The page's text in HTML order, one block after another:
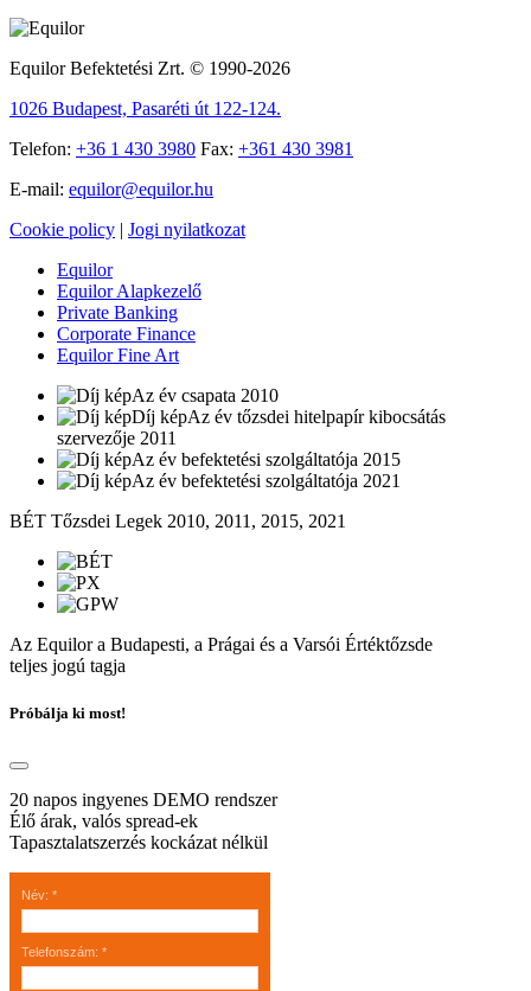
Equilor Befektetési Zrt. © 1990-2026
1026 Budapest, Pasaréti út 122-124.
Telefon: +36 1 430 3980 Fax: +361 430 3981
E-mail: equilor@equilor.hu
Cookie policy | Jogi nyilatkozat
Equilor
Equilor Alapkezelő
Private Banking
Corporate Finance
Equilor Fine Art
Az év csapata 2010
Az év tőzsdei hitelpapír kibocsátás
szervezője 2011
Az év befektetési szolgáltatója 2015
Az év befektetési szolgáltatója 2021
BÉT Tőzsdei Legek 2010, 2011, 2015, 2021
Az Equilor a Budapesti, a Prágai és a Varsói Értéktőzsde
teljes jogú tagja
Próbálja ki most!
20 napos ingyenes DEMO rendszer
Élő árak, valós spread-ek
Tapasztalatszerzés kockázat nélkül
Név: *
Telefonszám: *